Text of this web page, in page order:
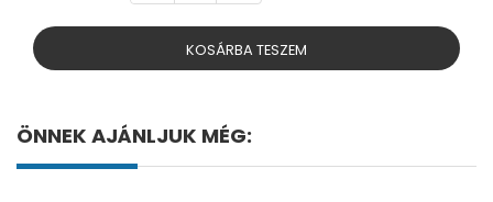
KOSÁRBA TESZEM
ÖNNEK AJÁNLJUK MÉG: